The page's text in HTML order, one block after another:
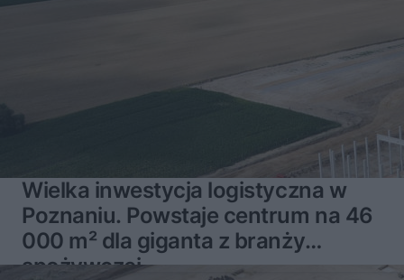
Wielka inwestycja logistyczna w
Poznaniu. Powstaje centrum na 46
000 m² dla giganta z branży
spożywczej